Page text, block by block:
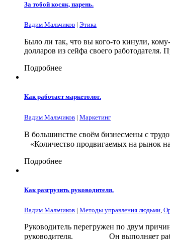
За тобой косяк, парень.
Вадим Мальчиков | Этика
Было ли так, что вы кого-то кинули,
долларов из сейфа своего работодателя.
Подробнее
Как работает маркетолог.
Вадим Мальчиков | Маркетинг
В большинстве своём бизнесмены с
⠀«Количество продвигаемых на рынок
Подробнее
Как разгрузить руководителя.
Вадим Мальчиков | Методы управления людьми
Руководитель перегружен по двум
руководителя.⠀⠀⠀⠀⠀⠀Он выполняет